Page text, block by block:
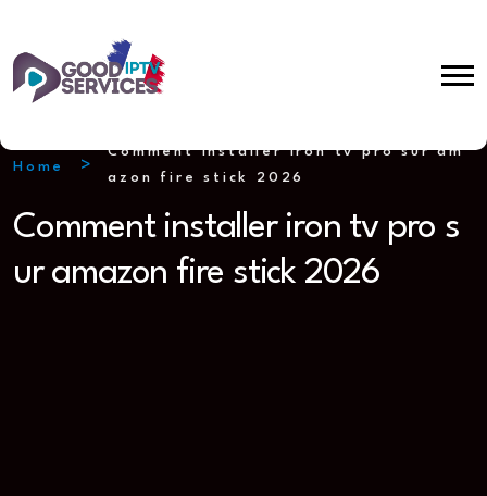
Home
Comment installer iron tv pro sur am
azon fire stick 2026
Comment installer iron tv pro s
ur amazon fire stick 2026